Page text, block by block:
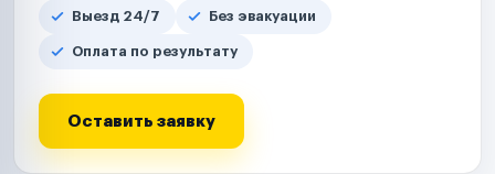
Выезд 24/7 Без эвакуации
Оплата по результату
Оставить заявку